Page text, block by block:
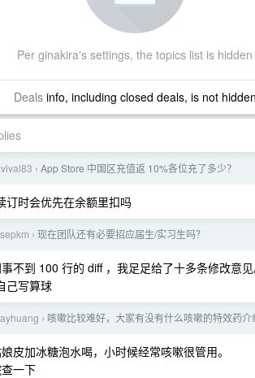
Per ginakira's settings, the topics list is hidden
Dealsinfo, including closed deals, is not
› App Store 中国区充值返 10%各位充了多少？
订时会优先在余额里扣吗
› 现在团队还有必要招应届生/实习生吗？
不到 100 行的 diff ，我足足给了十多条修改意
己写算球
› 咳嗽比较难好，大家有没有什么咳嗽的特效药介
皮加冰糖泡水喝，小时候经常咳嗽很管用。
一下